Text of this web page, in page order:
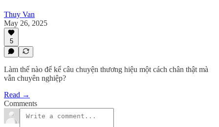
Thuy Van
May 26, 2025
5
Làm thế nào để kể câu chuyện thương hiệu một cách chân thật mà
vẫn chuyên nghiệp?
Read →
Comments